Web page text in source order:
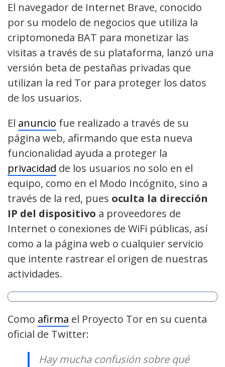
El navegador de Internet Brave, conocido
por su modelo de negocios que utiliza la
criptomoneda BAT para monetizar las
visitas a través de su plataforma, lanzó una
versión beta de pestañas privadas que
utilizan la red Tor para proteger los datos
de los usuarios.
El anuncio fue realizado a través de su
página web, afirmando que esta nueva
funcionalidad ayuda a proteger la
privacidad de los usuarios no solo en el
equipo, como en el Modo Incógnito, sino a
través de la red, pues oculta la dirección
IP del dispositivo a proveedores de
Internet o conexiones de WiFi públicas, así
como a la página web o cualquier servicio
que intente rastrear el origen de nuestras
actividades.
Como afirma el Proyecto Tor en su cuenta
oficial de Twitter:
Hay mucha confusión sobre qué